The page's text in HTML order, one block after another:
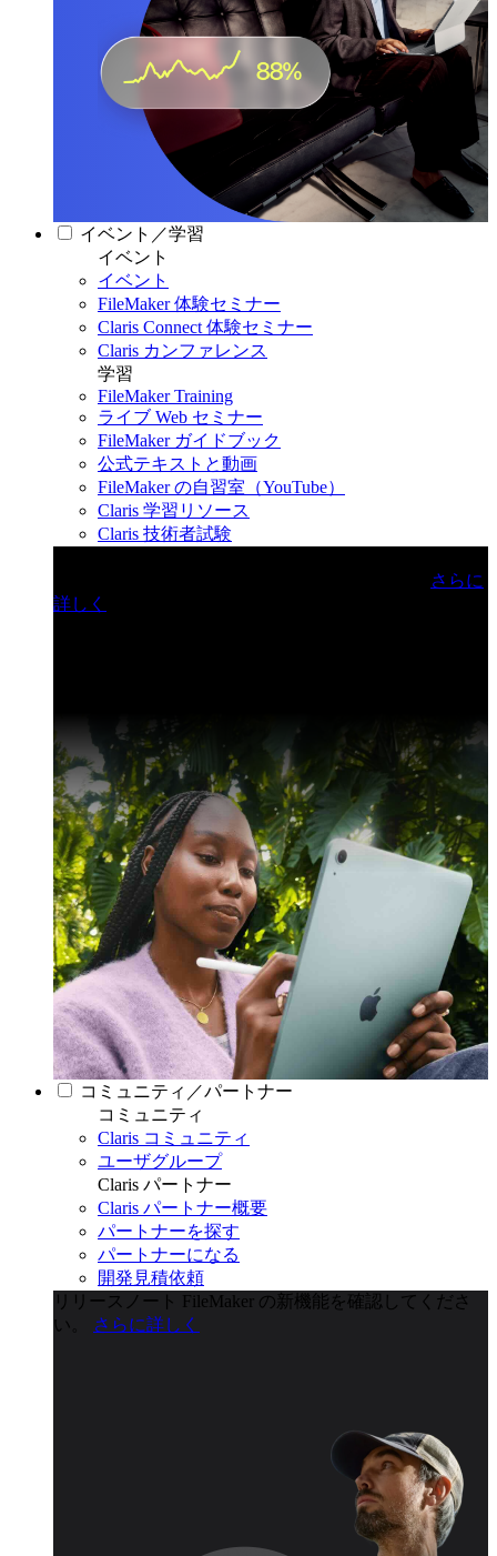
イベント／学習
イベント
イベント
FileMaker 体験セミナー
Claris Connect 体験セミナー
Claris カンファレンス
学習
FileMaker Training
ライブ Web セミナー
FileMaker ガイドブック
公式テキストと動画
FileMaker の自習室（YouTube）
Claris 学習リソース
Claris 技術者試験
さらに
詳しく
コミュニティ／パートナー
コミュニティ
Claris コミュニティ
ユーザグループ
Claris パートナー
Claris パートナー概要
パートナーを探す
パートナーになる
開発見積依頼
リリースノート
FileMaker の新機能を確認してくださ
い。
さらに詳しく